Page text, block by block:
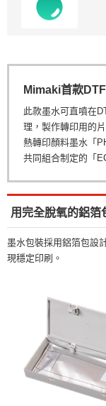
Mimaki首款
此款墨水可直噴在
理，製作轉印用的片
熱轉印顏料墨水「
共同組合制定的「
用完全脫氧的鋁箔
墨水包裝採用鋁箔包設
現穩定印刷。